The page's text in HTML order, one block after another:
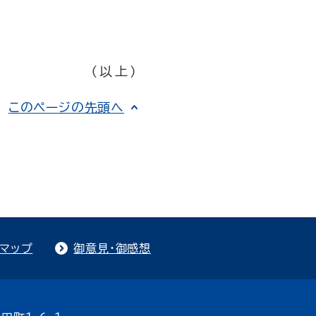
（以上）
このページの先頭へ
ップ 御意見・御感想